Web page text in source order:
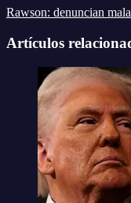
Rawson: denuncian
Artículos